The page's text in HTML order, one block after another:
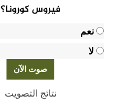
فيروس كورونا؟
نعم
لا
نتائج التصويت